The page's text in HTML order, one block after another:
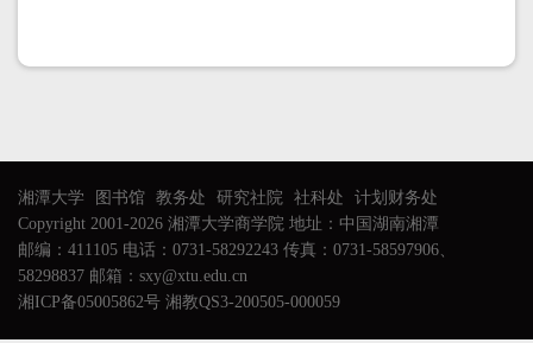
湘潭大学 图书馆 教务处 研究社院 社科处
计划财务处
Copyright 2001-2026 湘潭大学商学院 地址：中国湖南湘潭
邮编：411105 电话：0731-58292243 传真：0731-58597906、
58298837 邮箱：sxy@xtu.edu.cn
湘ICP备05005862号 湘教QS3-200505-000059